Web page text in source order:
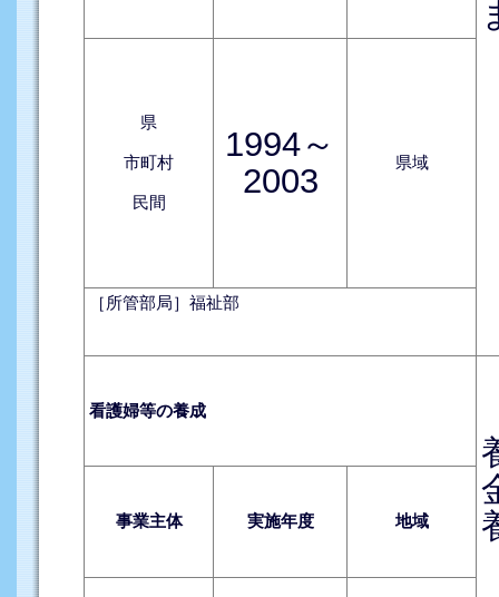
県
市町村
民間
1994～
2003
県域
［所管部局］福祉部
看護婦等の養成
事業主体 実施年度 地域